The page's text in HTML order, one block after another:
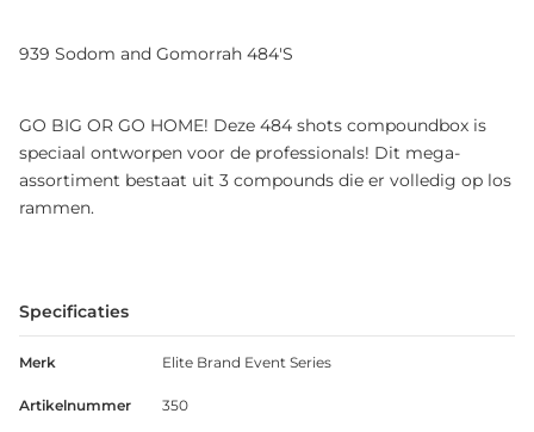
939 Sodom and Gomorrah 484'S
GO BIG OR GO HOME! Deze 484 shots compoundbox is
speciaal ontworpen voor de professionals! Dit mega-
assortiment bestaat uit 3 compounds die er volledig op los
rammen.
Specificaties
Merk Elite Brand Event Series
Artikelnummer 350